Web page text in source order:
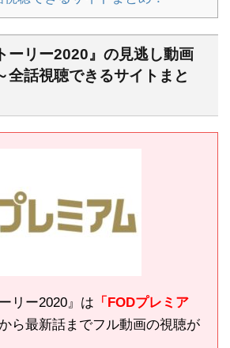
ーリー2020』の見逃し動画
全話視聴できるサイトまと
リー2020』は 「FODプレミア
ら最新話までフル動画の視聴が